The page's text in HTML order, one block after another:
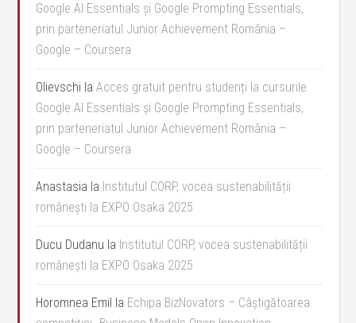
Google AI Essentials și Google Prompting Essentials,
prin parteneriatul Junior Achievement România –
Google – Coursera
Olievschi laAcces gratuit pentru studenți la cursurile
Google AI Essentials și Google Prompting Essentials,
prin parteneriatul Junior Achievement România –
Google – Coursera
Anastasia la Institutul CORP, vocea sustenabilității
românești la EXPO Osaka 2025
Ducu Dudanu la Institutul CORP, vocea sustenabilității
românești la EXPO Osaka 2025
Horomnea Emil la Echipa BizNovators – Câștigătoarea